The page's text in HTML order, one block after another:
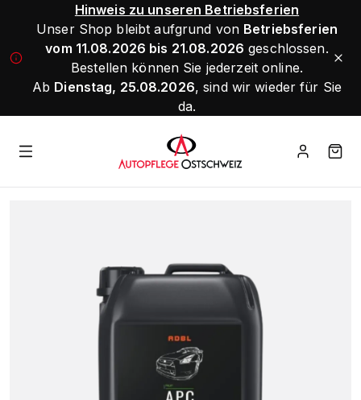
Hinweis zu unseren Betriebsferien
Unser Shop bleibt aufgrund von Betriebsferien
vom 11.08.2026 bis 21.08.2026 geschlossen.
Bestellen können Sie jederzeit online.
Ab Dienstag, 25.08.2026, sind wir wieder für Sie
da.